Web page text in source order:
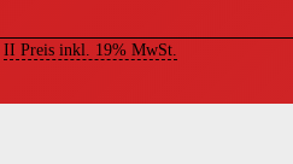
II Preis inkl. 19% MwSt.